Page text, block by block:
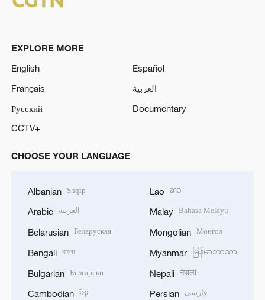
EXPLORE MORE
English
Español
Français
العربية
Русский
Documentary
CCTV+
CHOOSE YOUR LANGUAGE
Albanian Shqip
Arabic العربية
Belarusian Беларуская
Bengali বাংলা
Bulgarian Български
Cambodian ខ្មែរ
Lao ລາວ
Malay Bahasa Melayu
Mongolian Монгол
Myanmar မြန်မာဘာသာ
Nepali नेपाली
Persian فارسی